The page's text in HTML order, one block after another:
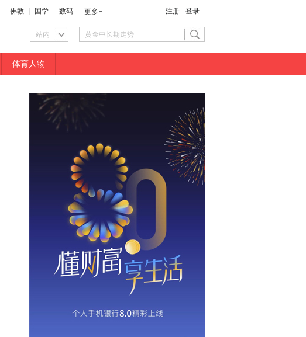
佛教 国学 数码 更多 注册 登录
站内
体育人物